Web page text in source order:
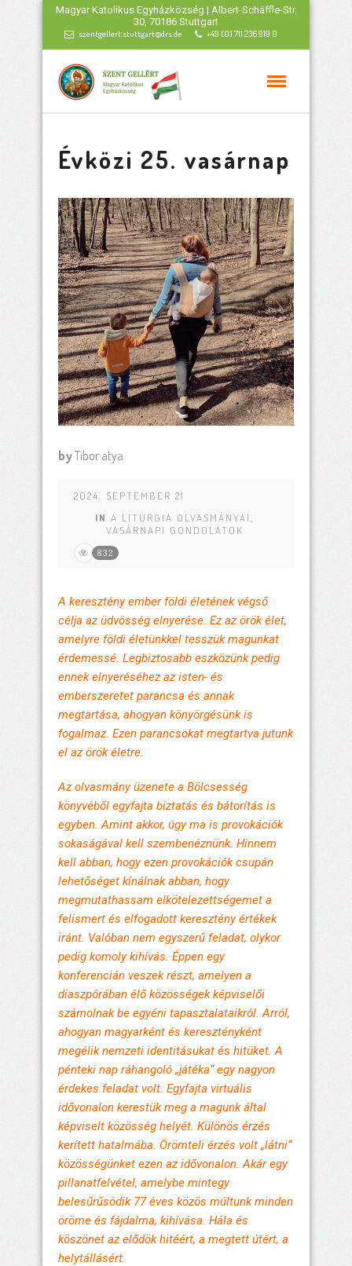
Magyar Katolikus Egyházközség | Albert-Schäffle-Str.
30, 70186 Stuttgart
szentgellert.stuttgart@drs.de +49 (0) 711 236 919 0
Évközi 25. vasárnap
byTibor atya
2024. SEPTEMBER 21
IN A LITURGIA OLVASMÁNYAI
VASÁRNAPI GONDOLATOK
832
A keresztény ember földi életének végső
célja az üdvösség elnyerése. Ez az örök élet,
amelyre földi életünkkel tesszük magunkat
érdemessé. Legbiztosabb eszközünk pedig
ennek elnyeréséhez az isten- és
emberszeretet parancsa és annak
megtartása, ahogyan könyörgésünk is
fogalmaz. Ezen parancsokat megtartva jutunk
el az örök életre.
Az olvasmány üzenete a Bölcsesség
könyvéből egyfajta biztatás és bátorítás is
egyben. Amint akkor, úgy ma is provokációk
sokaságával kell szembenéznünk. Hinnem
kell abban, hogy ezen provokációk csupán
lehetőséget kínálnak abban, hogy
megmutathassam elkötelezettségemet a
felismert és elfogadott keresztény értékek
iránt. Valóban nem egyszerű feladat, olykor
pedig komoly kihívás. Éppen egy
konferencián veszek részt, amelyen a
diaszpórában élő közösségek képviselői
számolnak be egyéni tapasztalataikról. Arról,
ahogyan magyarként és keresztényként
megélik nemzeti identitásukat és hitüket. A
pénteki nap ráhangoló „játéka“ egy nagyon
érdekes feladat volt. Egyfajta virtuális
idővonalon kerestük meg a magunk által
képviselt közösség helyét. Különös érzés
kerített hatalmába. Örömteli érzés volt „látni“
közösségünket ezen az idővonalon. Akár egy
pillanatfelvétel, amelybe mintegy
belesűrűsödik 77 éves közös múltunk minden
öröme és fájdalma, kihívása. Hála és
köszönet az elődök hitéért, a megtett útért, a
helytállásért.